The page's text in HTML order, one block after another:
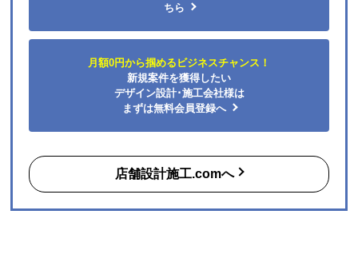
ちら
月額0円から掴めるビジネスチャンス！
新規案件を獲得したい
デザイン設計･施工会社様は
まずは無料会員登録へ
店舗設計施工.comへ